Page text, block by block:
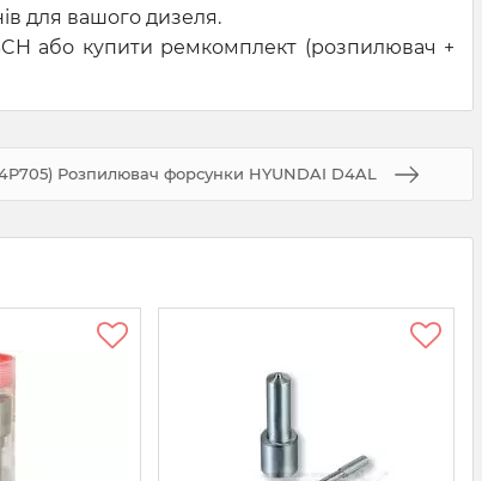
для вашого дизеля.
або купити ремкомплект (розпилювач +
Розпилювач форсунки HYUNDAI D4AL